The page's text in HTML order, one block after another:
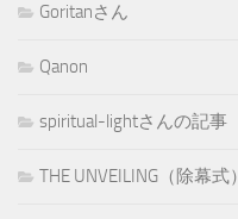
Goritanさん
Qanon
spiritual-lightさんの記事
THE UNVEILING（除幕式）